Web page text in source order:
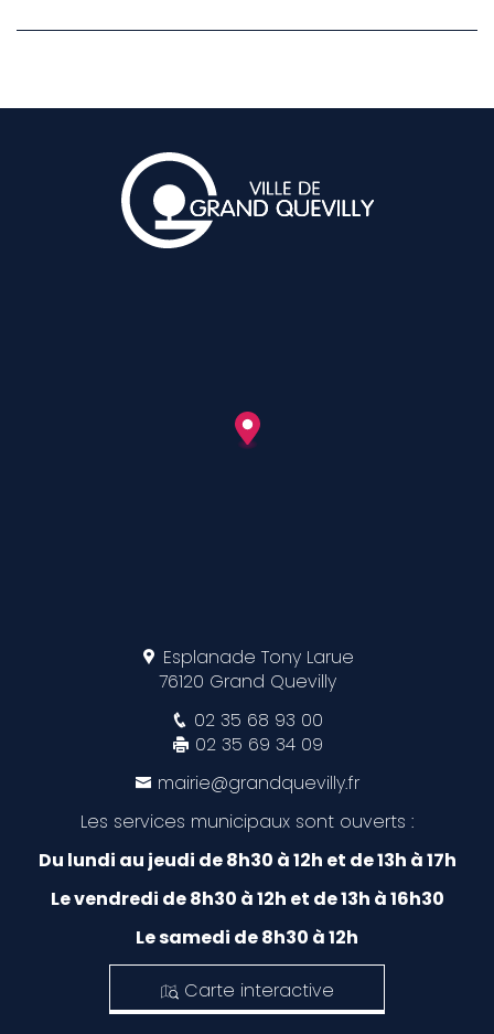
Esplanade Tony Larue
76120 Grand Quevilly
02 35 68 93 00
02 35 69 34 09
mairie@grandquevilly.fr
Les services municipaux sont ouverts :
Du lundi au jeudi de 8h30 à 12h et de 13h à 17h
Le vendredi de 8h30 à 12h et de 13h à 16h30
Le samedi de 8h30 à 12h
Carte interactive